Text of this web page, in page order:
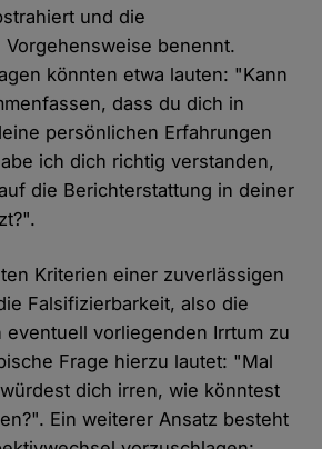
und die
benennt.
könnten etwa lauten: "Kann
dass du dich in
persönlichen Erfahrungen
ich dich richtig verstanden,
die Berichterstattung in deiner
Kriterien einer zuverlässigen
Falsifizierbarkeit, also die
vorliegenden Irrtum zu
Frage hierzu lautet: "Mal
dich irren, wie könntest
Ein weiterer Ansatz besteht